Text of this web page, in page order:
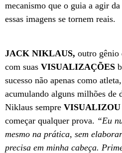
mecanismo que o guia a agir
essas imagens se tornem reais.
JACK NIKLAUS, outro gênio
com suas VISUALIZAÇÕES
sucesso não apenas como
acumulando alguns milhões de
Niklaus sempre VISUALIZOU
começar qualquer prova. “Eu
mesmo na prática, sem
precisa em minha cabeça.